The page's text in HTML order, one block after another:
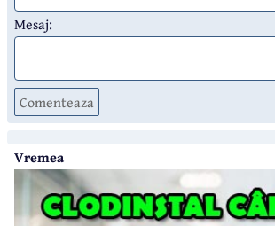
Mesaj:
Comenteaza
Vremea